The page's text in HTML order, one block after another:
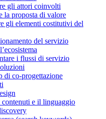
gli attori coinvolti
la proposta di valore
gli elementi costitutivi del
del servizio
i flussi di servizio
di co-progettazione
contenuti e il linguaggio